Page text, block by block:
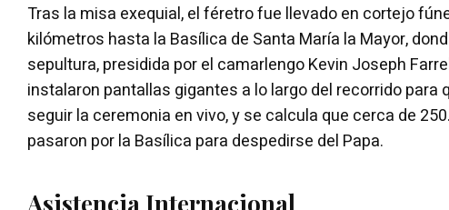
Tras la misa exequial, el féretro fue llevado en cortejo
kilómetros hasta la Basílica de Santa María la Mayor,
sepultura, presidida por el camarlengo Kevin Joseph
instalaron pantallas gigantes a lo largo del recorrido para
seguir la ceremonia en vivo, y se calcula que cerca de
pasaron por la Basílica para despedirse del Papa.
Asistencia Internacional